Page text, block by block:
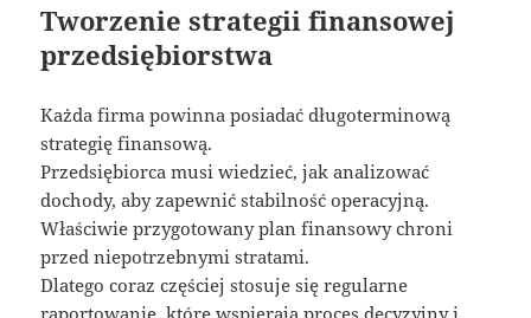
Tworzenie strategii finansowej
przedsiębiorstwa
Każda firma powinna posiadać długoterminową
strategię finansową.
Przedsiębiorca musi wiedzieć, jak analizować
dochody, aby zapewnić stabilność operacyjną.
Właściwie przygotowany plan finansowy chroni
przed niepotrzebnymi stratami.
Dlatego coraz częściej stosuje się regularne
raportowanie, które wspierają proces decyzyjny i